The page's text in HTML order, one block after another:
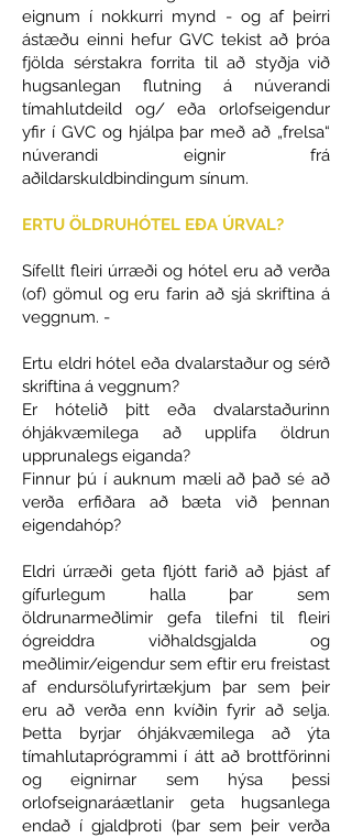
eignum í nokkurri mynd - og af þeirri
ástæðu einni hefur GVC tekist að þróa
fjölda sérstakra forrita til að styðja við
hugsanlegan flutning á núverandi
tímahlutdeild og/ eða orlofseigendur
yfir í GVC og hjálpa þar með að „frelsa“
núverandi eignir frá
aðildarskuldbindingum sínum.
ERTU ÖLDRUHÓTEL EÐA ÚRVAL?
Sífellt fleiri úrræði og hótel eru að verða
(of) gömul og eru farin að sjá skriftina á
veggnum. -
Ertu eldri hótel eða dvalarstaður og sérð
skriftina á veggnum?
Er hótelið þitt eða dvalarstaðurinn
óhjákvæmilega að upplifa öldrun
upprunalegs eiganda?
Finnur þú í auknum mæli að það sé að
verða erfiðara að bæta við þennan
eigendahóp?
Eldri úrræði geta fljótt farið að þjást af
gífurlegum halla þar sem
öldrunarmeðlimir gefa tilefni til fleiri
ógreiddra viðhaldsgjalda og
meðlimir/eigendur sem eftir eru freistast
af endursölufyrirtækjum þar sem þeir
eru að verða enn kvíðin fyrir að selja.
Þetta byrjar óhjákvæmilega að ýta
tímahlutaprógrammi í átt að brottförinni
og eignirnar sem hýsa þessi
orlofseignaráætlanir geta hugsanlega
endað í gjaldþroti (þar sem þeir verða